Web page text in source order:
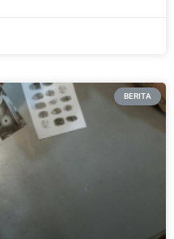
BERITA